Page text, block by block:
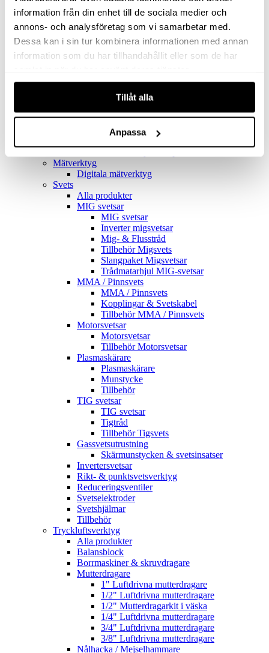
information från din enhet till de sociala medier och
annons- och analysföretag som vi samarbetar med.
Dessa kan i sin tur kombinera informationen med annan
information som du har tillhandahållit eller som de har
Tillåt alla
Anpassa
Golv- & Kombinationsmunstycke
Munstycke
Motor
Reservdelar dammsugare
Rör & handtag
Uppsamlingspåsar
Alla produkter
Mätverktyg
Digitala mätverktyg
Svets
Alla produkter
MIG svetsar
MIG svetsar
Inverter migsvetsar
Mig- & Flusstråd
Tillbehör Migsvets
Slangpaket Migsvetsar
Trådmatarhjul MIG-svetsar
MMA / Pinnsvets
MMA / Pinnsvets
Kopplingar & Svetskabel
Tillbehör MMA / Pinnsvets
Motorsvetsar
Motorsvetsar
Tillbehör Motorsvetsar
Plasmaskärare
Plasmaskärare
Munstycke
Tillbehör
TIG svetsar
TIG svetsar
Tigtråd
Tillbehör Tigsvets
Gassvetsutrustning
Skärmunstycken & svetsinsatser
Invertersvetsar
Rikt- & punktsvetsverktyg
Reduceringsventiler
Svetselektroder
Svetshjälmar
Tillbehör
Tryckluftsverktyg
Alla produkter
Balansblock
Borrmaskiner & skruvdragare
Mutterdragare
1" Luftdrivna mutterdragare
1/2" Luftdrivna mutterdragare
1/2" Mutterdragarkit i väska
1/4" Luftdrivna mutterdragare
3/4" Luftdrivna mutterdragare
3/8" Luftdrivna mutterdragare
Nålhacka / Mejselhammare